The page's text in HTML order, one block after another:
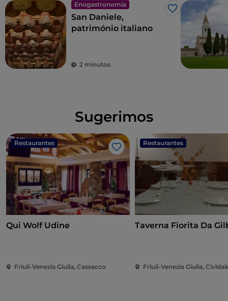
Enogastronomia
Gosto
San Daniele,
património italiano
2 minutos
Sugerimos
Restaurantes
Gosto
Qui Wolf Udine
Friuli-Venezia Giulia, Cassacco
Restaurantes
Taverna
Friuli-Venezia Giulia,